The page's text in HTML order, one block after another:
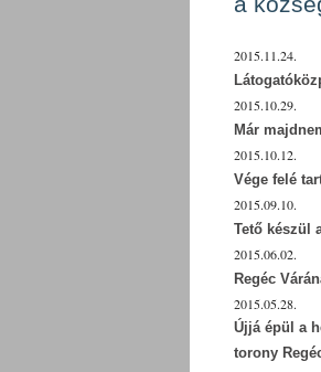
2015.11.24.
2015.10.29.
Már
2015.10.12.
Vége felé
2015.09.10.
Tető készül
2015.06.02.
Regéc
2015.05.28.
Újjá épül a
torony